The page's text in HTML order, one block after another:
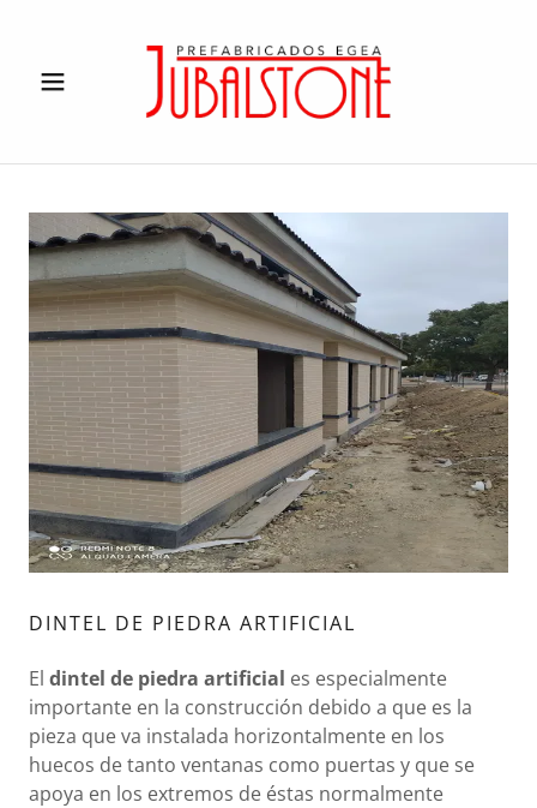
DINTEL DE PIEDRA ARTIFICIAL
El dintel de piedra artificial es especialmente
importante en la construcción debido a que es la
pieza que va instalada horizontalmente en los
huecos de tanto ventanas como puertas y que se
apoya en los extremos de éstas normalmente